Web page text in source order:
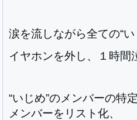
涙を流しながら全ての“
イヤホンを外し、１時間
“いじめ”のメンバーの特
メンバーをリスト化、